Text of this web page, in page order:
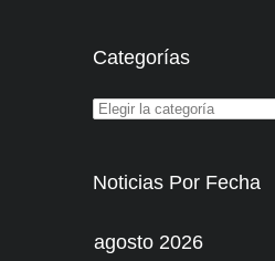
Categorías
Noticias Por Fecha
agosto 2026